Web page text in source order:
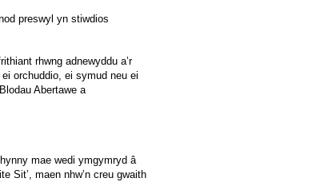
preswyl yn stiwdios
rhwng adnewyddu a’r
orchuddio, ei symud neu ei
Abertawe a
mae wedi ymgymryd â
Sit’, maen nhw’n creu gwaith